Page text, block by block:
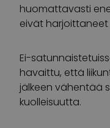
huomattavasti
eivät harjoittaneet
Ei-
havaittu, että
jälkeen vähentää
kuolleisuutta.